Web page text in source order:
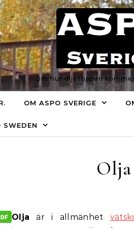
Om hur oljetoppen
OM ASPO SVERIGE
Olja
Olja är i allmänhet